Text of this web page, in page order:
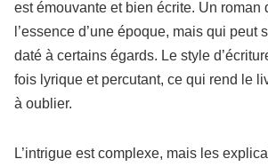
est émouvante et bien écrite. Un roman
l’essence d’une époque, mais qui peut
daté à certains égards. Le style
fois lyrique et percutant, ce qui rend le
à oublier.
L’intrigue est complexe, mais les